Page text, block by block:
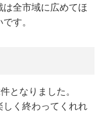
全市域に広めてほ
す。
となりました。
く終わってくれれ